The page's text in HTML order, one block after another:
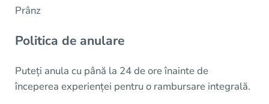
Prânz
Politica de anulare
Puteți anula cu până la 24 de ore înainte de
începerea experienței pentru o rambursare integrală.